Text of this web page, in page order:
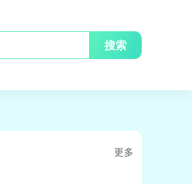
搜索
更多